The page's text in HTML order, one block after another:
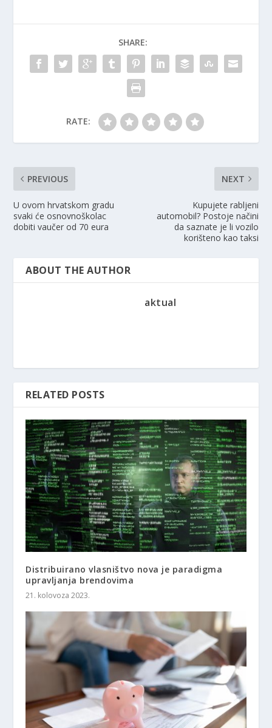
SHARE:
RATE:
PREVIOUS
U ovom hrvatskom gradu
svaki će osnovnoškolac
dobiti vaučer od 70 eura
NEXT
Kupujete rabljeni
automobil? Postoje načini
da saznate je li vozilo
korišteno kao taksi
ABOUT THE AUTHOR
aktual
RELATED POSTS
Distribuirano vlasništvo nova je paradigma
upravljanja brendovima
21. kolovoza 2023.